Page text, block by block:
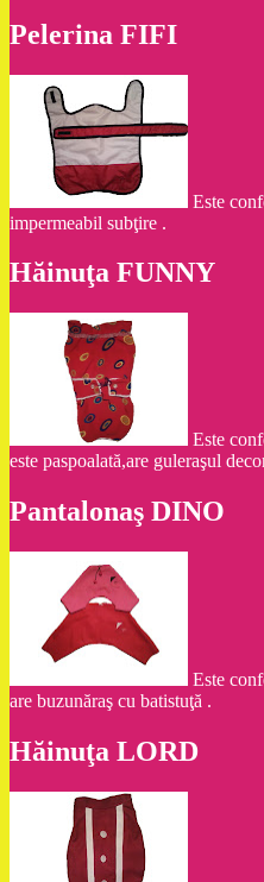
Pelerina FIFI
Este
impermeabil subţire .
Hăinuţa FUNNY
Este
este paspoalată,are guleraşul
Pantalonaş DINO
Este
are buzunăraş cu batistuţă .
Hăinuţa LORD